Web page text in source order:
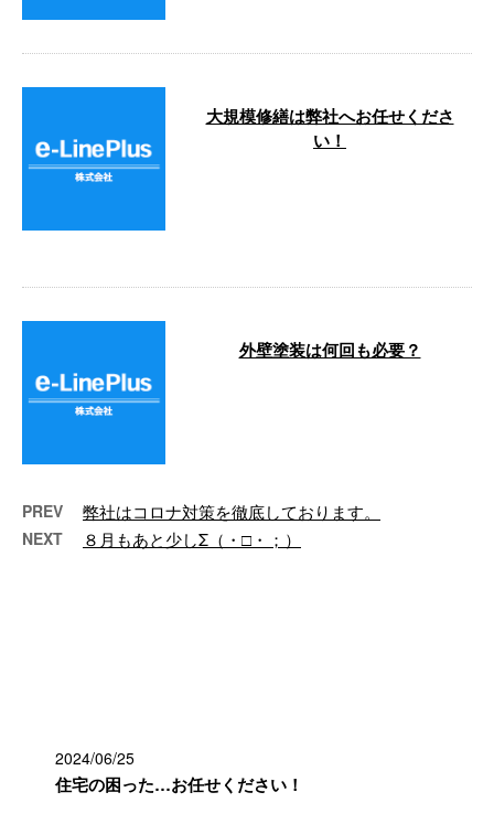
大規模修繕は弊社へお任せくださ
い！
外壁塗装は何回も必要？
PREV 弊社はコロナ対策を徹底しております。
NEXT ８月もあと少しΣ（・□・；）
2024/06/25
住宅の困った…お任せください！